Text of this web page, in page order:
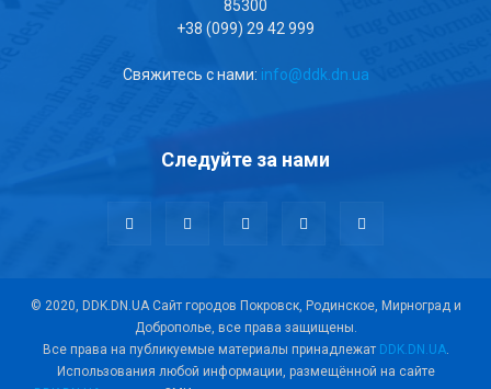
85300
+38 (099) 29 42 999
Свяжитесь с нами: info@ddk.dn.ua
Следуйте за нами
© 2020, DDK.DN.UA Сайт городов Покровск, Родинское, Мирноград и
Доброполье, все права защищены.
Все права на публикуемые материалы принадлежат DDK.DN.UA.
Использования любой информации, размещённой на сайте